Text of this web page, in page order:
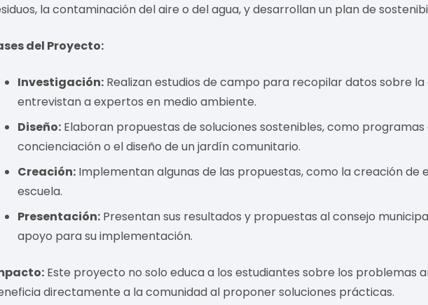
la contaminación del aire o del agua, y desarrollan un plan de
del Proyecto:
Investigación: Realizan estudios de campo para recopilar datos sobre la
entrevistan a expertos en medio ambiente.
Diseño: Elaboran propuestas de soluciones sostenibles, como
concienciación o el diseño de un jardín comunitario.
Creación: Implementan algunas de las propuestas, como la creación de
escuela.
Presentación: Presentan sus resultados y propuestas al consejo
apoyo para su implementación.
Este proyecto no solo educa a los estudiantes sobre los problemas
directamente a la comunidad al proponer soluciones prácticas.